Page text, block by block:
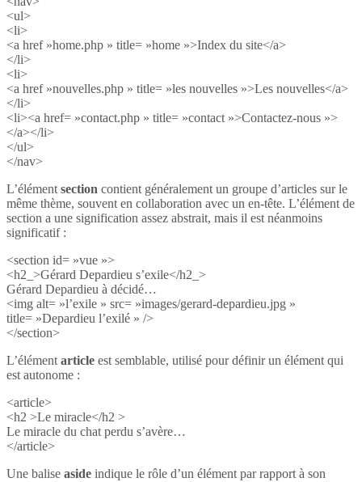
<ul>
<li>
<a href »home.php » title= »home »>Index du site</a>
</li>
<li>
<a href »nouvelles.php » title= »les nouvelles »>Les nouvelles</a>
</li>
<li><a href= »contact.php » title= »contact »>Contactez-nous »>
</a></li>
</ul>
</nav>
L’élément section contient généralement un groupe d’articles sur le
même thème, souvent en collaboration avec un en-tête. L’élément de
section a une signification assez abstrait, mais il est néanmoins
significatif :
<section id= »vue »>
<h2_>Gérard Depardieu s’exile</h2_>
Gérard Depardieu à décidé…
<img alt= »l’exile » src= »images/gerard-depardieu.jpg »
title= »Depardieu l’exilé » />
</section>
L’élément article est semblable, utilisé pour définir un élément qui
est autonome :
<article>
<h2 >Le miracle</h2 >
Le miracle du chat perdu s’avère…
</article>
Une balise aside indique le rôle d’un élément par rapport à son